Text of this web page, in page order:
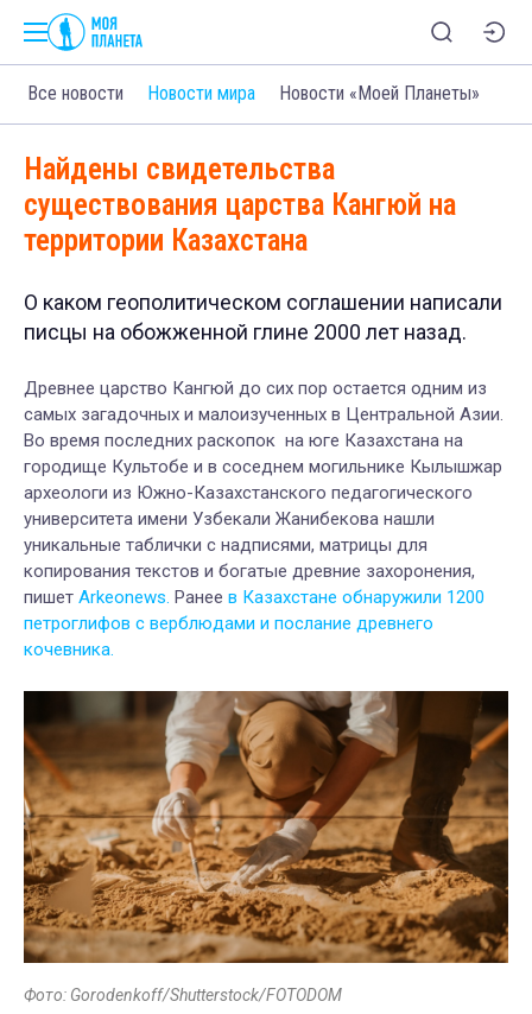
Все новости Новости мира Новости «Моей Планеты»
Найдены свидетельства
существования царства Кангюй на
территории Казахстана
О каком геополитическом соглашении написали
писцы на обожженной глине 2000 лет назад.
Древнее царство Кангюй до сих пор остается одним из
самых загадочных и малоизученных в Центральной Азии.
Во время последних раскопок на юге Казахстана на
городище Культобе и в соседнем могильнике Кылышжар
археологи из Южно-Казахстанского педагогического
университета имени Узбекали Жанибекова нашли
уникальные таблички с надписями, матрицы для
копирования текстов и богатые древние захоронения,
пишет Arkeonews. Ранее в Казахстане обнаружили 1200
петроглифов с верблюдами и послание древнего
кочевника.
Фото: Gorodenkoff/Shutterstock/FOTODOM